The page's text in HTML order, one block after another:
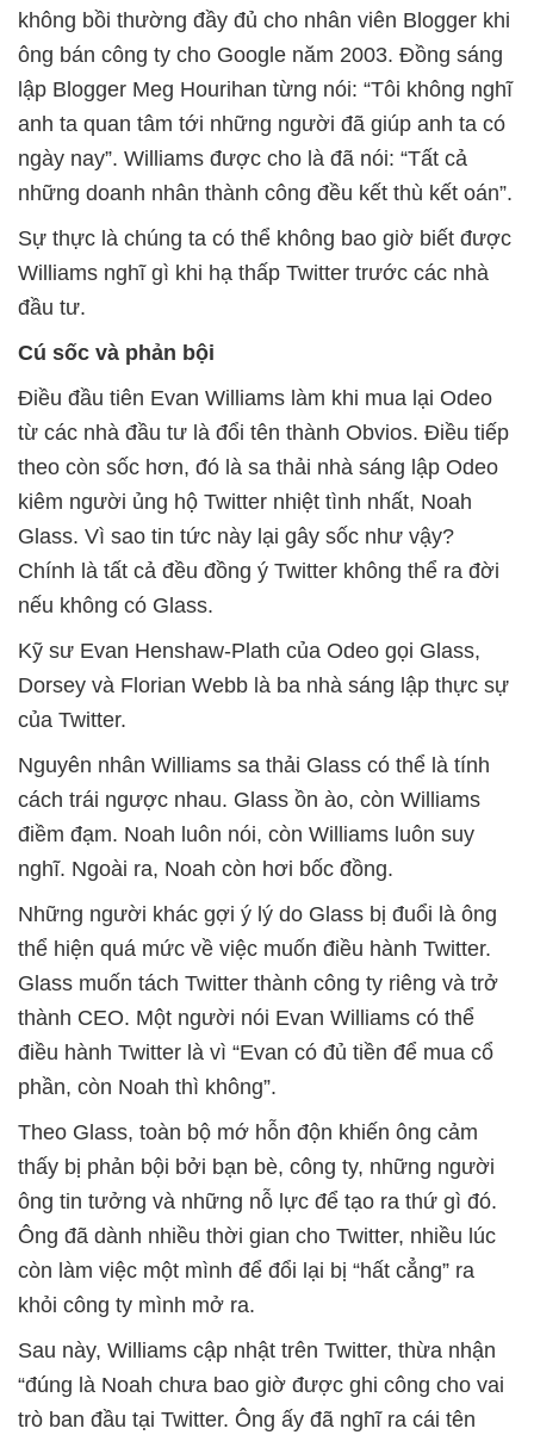
không bồi thường đầy đủ cho nhân viên Blogger khi
ông bán công ty cho Google năm 2003. Đồng sáng
lập Blogger Meg Hourihan từng nói: “Tôi không nghĩ
anh ta quan tâm tới những người đã giúp anh ta có
ngày nay”. Williams được cho là đã nói: “Tất cả
những doanh nhân thành công đều kết thù kết oán”.
Sự thực là chúng ta có thể không bao giờ biết được
Williams nghĩ gì khi hạ thấp Twitter trước các nhà
đầu tư.
Cú sốc và phản bội
Điều đầu tiên Evan Williams làm khi mua lại Odeo
từ các nhà đầu tư là đổi tên thành Obvios. Điều tiếp
theo còn sốc hơn, đó là sa thải nhà sáng lập Odeo
kiêm người ủng hộ Twitter nhiệt tình nhất, Noah
Glass. Vì sao tin tức này lại gây sốc như vậy?
Chính là tất cả đều đồng ý Twitter không thể ra đời
nếu không có Glass.
Kỹ sư Evan Henshaw-Plath của Odeo gọi Glass,
Dorsey và Florian Webb là ba nhà sáng lập thực sự
của Twitter.
Nguyên nhân Williams sa thải Glass có thể là tính
cách trái ngược nhau. Glass ồn ào, còn Williams
điềm đạm. Noah luôn nói, còn Williams luôn suy
nghĩ. Ngoài ra, Noah còn hơi bốc đồng.
Những người khác gợi ý lý do Glass bị đuổi là ông
thể hiện quá mức về việc muốn điều hành Twitter.
Glass muốn tách Twitter thành công ty riêng và trở
thành CEO. Một người nói Evan Williams có thể
điều hành Twitter là vì “Evan có đủ tiền để mua cổ
phần, còn Noah thì không”.
Theo Glass, toàn bộ mớ hỗn độn khiến ông cảm
thấy bị phản bội bởi bạn bè, công ty, những người
ông tin tưởng và những nỗ lực để tạo ra thứ gì đó.
Ông đã dành nhiều thời gian cho Twitter, nhiều lúc
còn làm việc một mình để đổi lại bị “hất cẳng” ra
khỏi công ty mình mở ra.
Sau này, Williams cập nhật trên Twitter, thừa nhận
“đúng là Noah chưa bao giờ được ghi công cho vai
trò ban đầu tại Twitter. Ông ấy đã nghĩ ra cái tên